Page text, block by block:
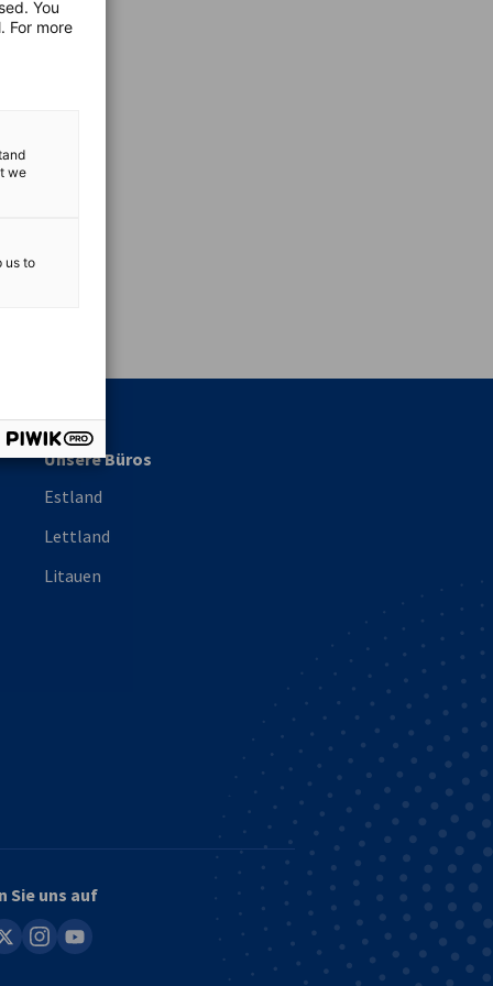
Unsere Büros
Estland
Lettland
Litauen
Sie uns auf
instagram
youtube
You
For more
we
us to